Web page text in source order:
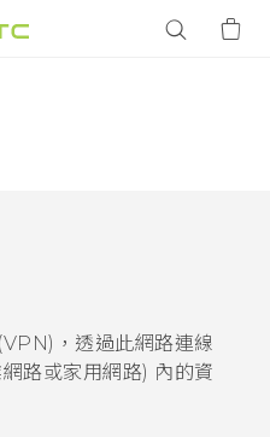
，透過此網路連線
路或家用網路) 內的資